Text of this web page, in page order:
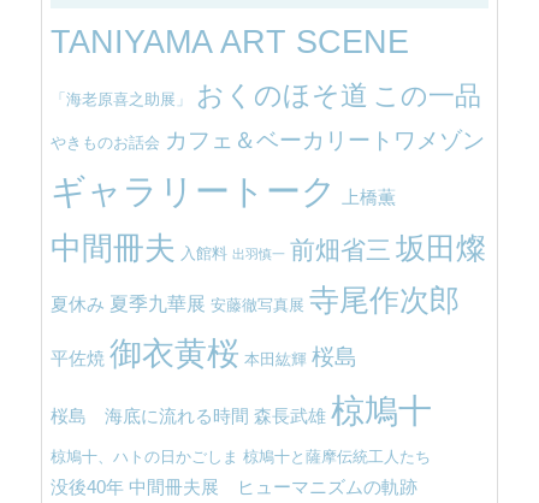
TANIYAMA ART SCENE
「海老原喜之助展」 おくのほそ道 この一品
やきものお話会 カフェ＆ベーカリートワメゾン
ギャラリートーク 上橋薫
中間冊夫 入館料 出羽慎一 前畑省三 坂田燦
夏休み 夏季九華展 安藤徹写真展 寺尾作次郎
平佐焼 御衣黄桜 本田紘輝 桜島
桜島 海底に流れる時間 森長武雄 椋鳩十
椋鳩十、ハトの日かごしま 椋鳩十と薩摩伝統工人たち
没後40年 中間冊夫展 ヒューマニズムの軌跡